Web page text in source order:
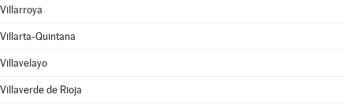
Villarroya
Villarta-Quintana
Villavelayo
Villaverde de Rioja